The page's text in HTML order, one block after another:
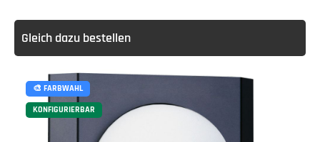
Gleich dazu bestellen
🎨 FARBWAHL
KONFIGURIERBAR